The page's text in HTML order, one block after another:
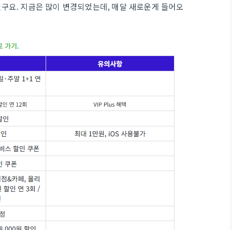
요. 지금은 많이 변경되었는데, 매달 새로운게 들어오